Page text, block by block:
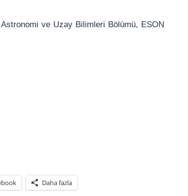
ve Uzay Bilimleri Bölümü, ESON
Daha fazla